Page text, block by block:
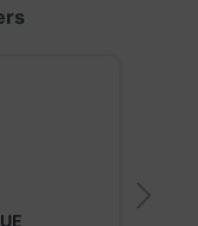
PROTECT